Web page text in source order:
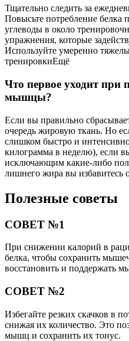
Тщательно следить за
Повысьте потребление белка
углеводы в около
упражнения, которые
Используйте умеренно
тренировкиЕщё
Что первое уходит при
мышцы?
Если вы правильно
очередь жировую ткань. Но
слишком быстро и
килограмма в неделю), если
исключающим какие-либо
лишнего жира вы избавитесь
Полезные советы
СОВЕТ №1
При снижении калорий в
белка, чтобы сохранить
восстановить и поддержать
СОВЕТ №2
Избегайте резких скачков в
снижая их количество. Это
мышц и сохранить их тонус.